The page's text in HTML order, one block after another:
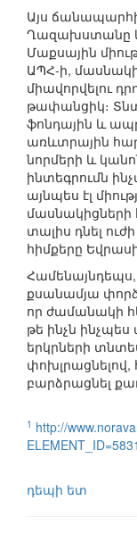
Այս
Ղազախստանը և
Մաքսային
ԱՊՀ-ի,
միավորվելու
թափանցիկ։
ֆոնդային և
առևտրային
նորմերի և
ինտեգրումն
այնպես էլ
մասնակիցների
տալիս դնել
հիմքերը
Համենայնդեպս,
քսանամյա
որ ժամանակի
թե ինչն
երկրների
փոխլրացնելով,
բարձրացնել
1 http://
ELEMENT_ID=5831
դեպի ետ